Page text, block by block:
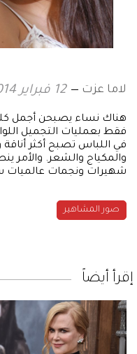
لاما عزت 12 فبراير 2014
هناك نساء يصبحن أجمل
فقط بعمليات التجميل
في اللباس تصبح أكثر أناقة
والمكياج والشعر. والأمر
شهيرات ونجمات عالميات
صور المشاهير
إقرأ أيضاً